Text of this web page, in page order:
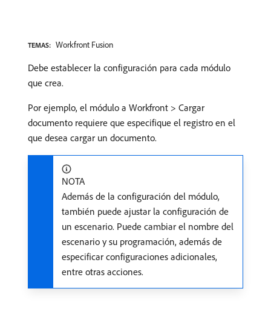
TEMAS: Workfront Fusion
Debe establecer la configuración para cada módulo
que crea.
Por ejemplo, el módulo a Workfront > Cargar
documento requiere que especifique el registro en el
que desea cargar un documento.
NOTA
Además de la configuración del módulo,
también puede ajustar la configuración de
un escenario. Puede cambiar el nombre del
escenario y su programación, además de
especificar configuraciones adicionales,
entre otras acciones.